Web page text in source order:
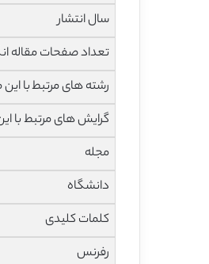
سال انتشار
تعداد صفحات مقاله
رشته های مرتبط با این
گرایش های مرتبط با
مجله
دانشگاه
کلمات کلیدی
رفرنس